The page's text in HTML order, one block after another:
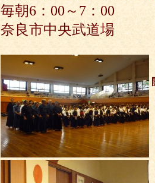
毎朝6：00～7：00
奈良市中央武道場